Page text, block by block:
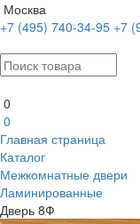
Москва
+7 (495) 740-34-95 +7
0
0
Главная страница
Каталог
Межкомнатные двери
Ламинированные
Дверь 8Ф